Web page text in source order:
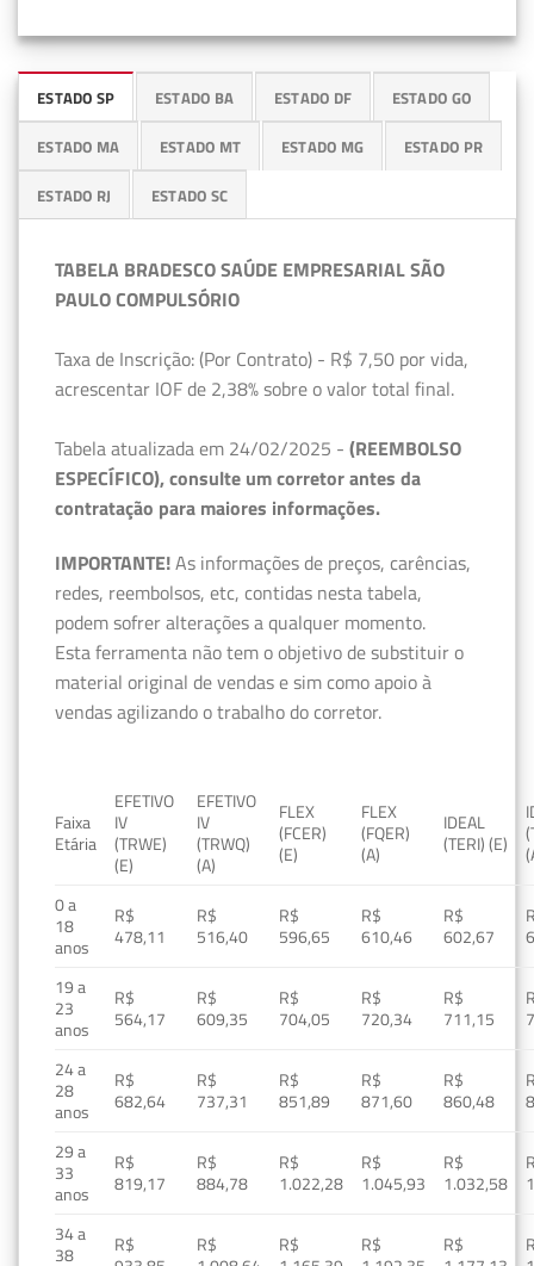
ESTADO SP ESTADO BA ESTADO DF ESTADO GO
ESTADO MA ESTADO MT ESTADO MG ESTADO PR
ESTADO RJ ESTADO SC
TABELA BRADESCO SAÚDE EMPRESARIAL SÃO
PAULO COMPULSÓRIO
Taxa de Inscrição: (Por Contrato) - R$ 7,50 por vida,
acrescentar IOF de 2,38% sobre o valor total final.
Tabela atualizada em 24/02/2025 - (REEMBOLSO
ESPECÍFICO), consulte um corretor antes da
contratação para maiores informações.
IMPORTANTE!As informações de preços, carências,
redes, reembolsos, etc, contidas nesta tabela,
podem sofrer alterações a qualquer momento.
Esta ferramenta não tem o objetivo de substituir o
material original de vendas e sim como apoio à
vendas agilizando o trabalho do corretor.
Faixa
Etária
EFETIVO
IV
(TRWE)
(E)
EFETIVO
IV
(TRWQ)
(A)
FLEX
(FCER)
(E)
FLEX
(FQER)
(A)
IDEAL
(TERI) (E)
0 a
18
anos
R$
478,11
R$
516,40
R$
596,65
R$
610,46
R$
602,67
19 a
23
anos
R$
564,17
R$
609,35
R$
704,05
R$
720,34
R$
711,15
24 a
28
anos
R$
682,64
R$
737,31
R$
851,89
R$
871,60
R$
860,48
29 a
33
anos
R$
819,17
R$
884,78
R$
1.022,28
R$
1.045,93
R$
1.032,58
34 a
38
R$
R$
R$
R$
R$